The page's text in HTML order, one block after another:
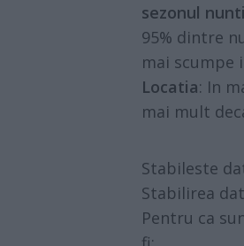
sezonul
95% dintre
mai scumpe
Locatia: In
mai mult
Stabileste
Stabilirea
Pentru ca